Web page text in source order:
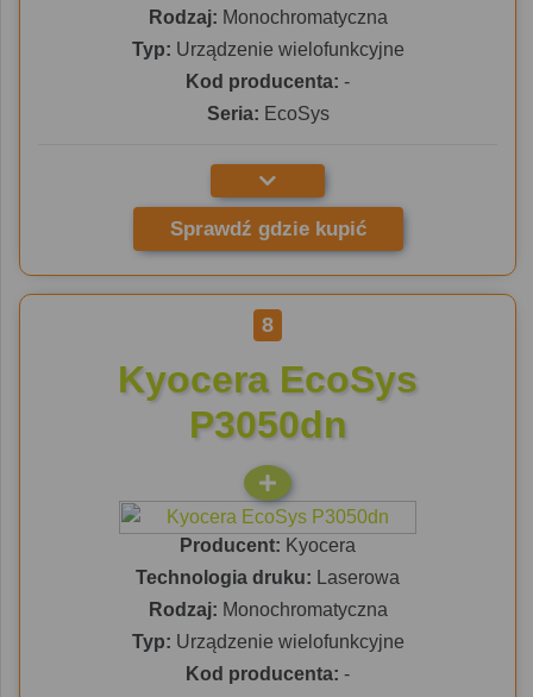
Rodzaj: Monochromatyczna
Typ: Urządzenie wielofunkcyjne
Kod producenta: -
Seria: EcoSys
Sprawdź gdzie kupić
8
Kyocera EcoSys
P3050dn
Producent: Kyocera
Technologia druku: Laserowa
Rodzaj: Monochromatyczna
Typ: Urządzenie wielofunkcyjne
Kod producenta: -